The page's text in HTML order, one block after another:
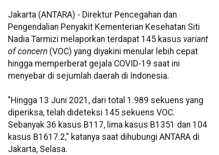
Jakarta (ANTARA) - Direktur Pencegahan dan
Pengendalian Penyakit Kementerian Kesehatan Siti
Nadia Tarmizi melaporkan terdapat 145 kasus variant
of concern (VOC) yang diyakini menular lebih cepat
hingga memperberat gejala COVID-19 saat ini
menyebar di sejumlah daerah di Indonesia.
"Hingga 13 Juni 2021, dari total 1.989 sekuens yang
diperiksa, telah dideteksi 145 sekuens VOC.
Sebanyak 36 kasus B117, lima kasus B1351 dan 104
kasus B1617.2," katanya saat dihubungi ANTARA di
Jakarta, Selasa.